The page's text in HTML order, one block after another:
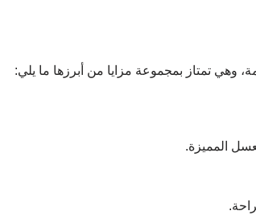
وهي تمتاز بمجموعة مزايا من أبرزها ما يلي:
المميزة.